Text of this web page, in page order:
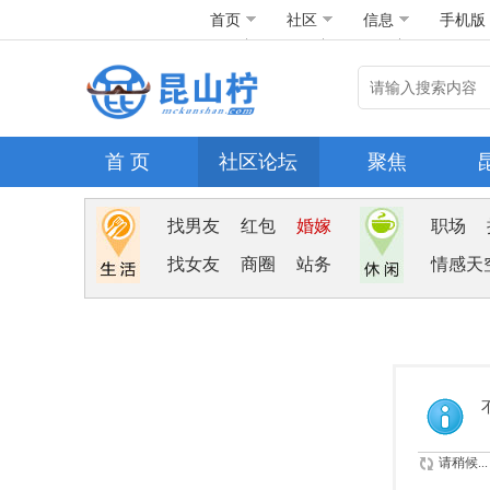
首页 社区 信息 手机版
首 页 社区论坛 聚焦
找男友 红包 婚嫁
找女友 商圈 站务
职场
情感天
请稍候...